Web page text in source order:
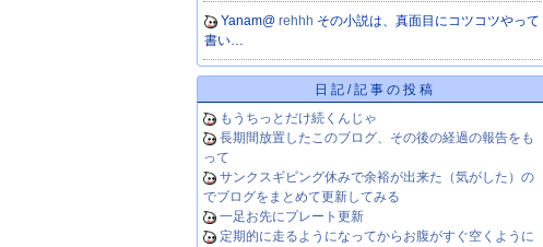
Yanam@ rehhh その小説は、真面目にコツコツやって
書い…
日記/記事の投稿
もうちっとだけ続くんじゃ
長期間放置したこのブログ、その後の経過の報告をも
って
サンクスギビング休みで余裕が出来た（気がした）の
でブログをまとめて更新してみる
一足お先にプレート更新
定期的に走るようになってからお腹がすぐ空くように